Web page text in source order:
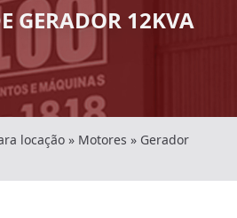
GERADOR 12KVA
locação » Motores » Gerador